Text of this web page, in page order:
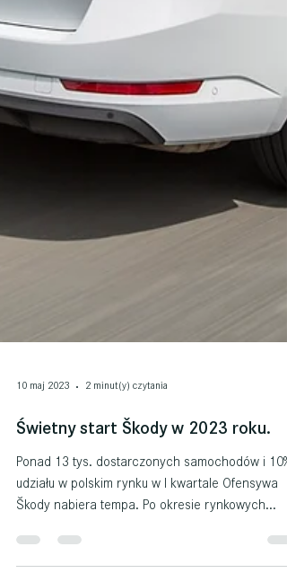
10 maj 2023 2 minut(y) czytania
Świetny start Škody w 2023 roku.
udziału w polskim rynku w I kwartale Ofensywa